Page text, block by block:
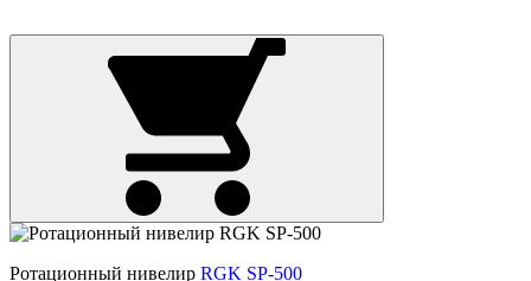
Ротационный нивелир RGK SP-500